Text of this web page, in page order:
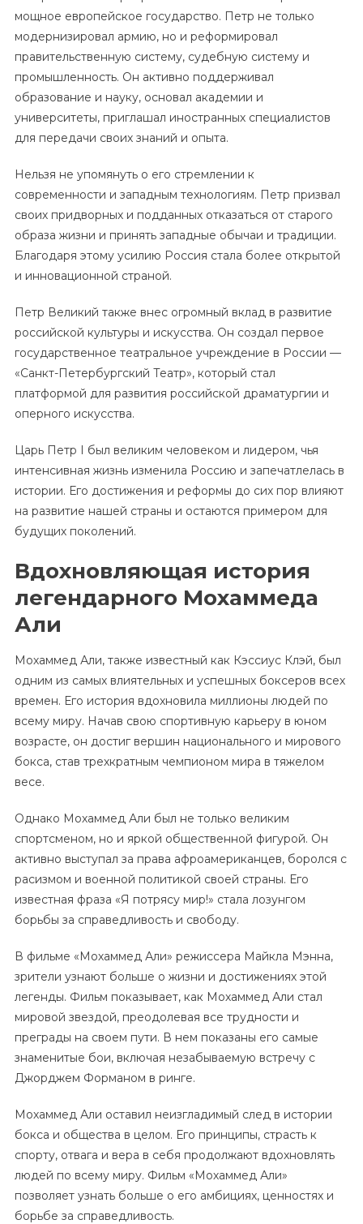
мощное европейское государство. Петр не только
модернизировал армию, но и реформировал
правительственную систему, судебную систему и
промышленность. Он активно поддерживал
образование и науку, основал академии и
университеты, приглашал иностранных специалистов
для передачи своих знаний и опыта.
Нельзя не упомянуть о его стремлении к
современности и западным технологиям. Петр призвал
своих придворных и подданных отказаться от старого
образа жизни и принять западные обычаи и традиции.
Благодаря этому усилию Россия стала более открытой
и инновационной страной.
Петр Великий также внес огромный вклад в развитие
российской культуры и искусства. Он создал первое
государственное театральное учреждение в России —
«Санкт-Петербургский Театр», который стал
платформой для развития российской драматургии и
оперного искусства.
Царь Петр I был великим человеком и лидером, чья
интенсивная жизнь изменила Россию и запечатлелась в
истории. Его достижения и реформы до сих пор влияют
на развитие нашей страны и остаются примером для
будущих поколений.
Вдохновляющая история
легендарного Мохаммеда
Али
Мохаммед Али, также известный как Кэссиус Клэй, был
одним из самых влиятельных и успешных боксеров всех
времен. Его история вдохновила миллионы людей по
всему миру. Начав свою спортивную карьеру в юном
возрасте, он достиг вершин национального и мирового
бокса, став трехкратным чемпионом мира в тяжелом
весе.
Однако Мохаммед Али был не только великим
спортсменом, но и яркой общественной фигурой. Он
активно выступал за права афроамериканцев, боролся с
расизмом и военной политикой своей страны. Его
известная фраза «Я потрясу мир!» стала лозунгом
борьбы за справедливость и свободу.
В фильме «Мохаммед Али» режиссера Майкла Мэнна,
зрители узнают больше о жизни и достижениях этой
легенды. Фильм показывает, как Мохаммед Али стал
мировой звездой, преодолевая все трудности и
преграды на своем пути. В нем показаны его самые
знаменитые бои, включая незабываемую встречу с
Джорджем Форманом в ринге.
Мохаммед Али оставил неизгладимый след в истории
бокса и общества в целом. Его принципы, страсть к
спорту, отвага и вера в себя продолжают вдохновлять
людей по всему миру. Фильм «Мохаммед Али»
позволяет узнать больше о его амбициях, ценностях и
борьбе за справедливость.